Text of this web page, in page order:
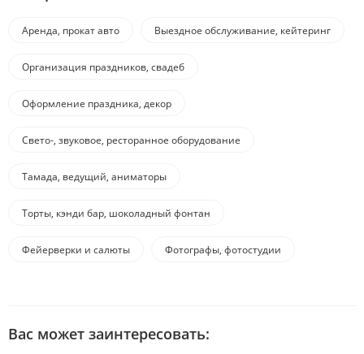
Аренда, прокат авто Выездное обслуживание, кейтеринг
Организация праздников, свадеб
Оформление праздника, декор
Свето-, звуковое, ресторанное оборудование
Тамада, ведущий, аниматоры
Торты, кэнди бар, шоколадный фонтан
Фейерверки и салюты Фотографы, фотостудии
Вас может заинтересовать: